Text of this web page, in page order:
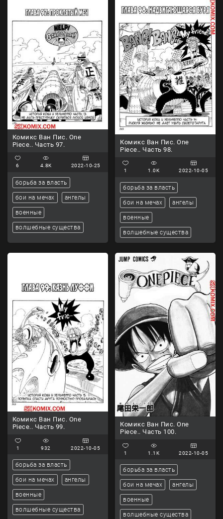
Комикс Ван Пис. One
Piece.. Часть 97.
6 4.8K 2022-10-25
борьба за власть
бои на мечах ангелы
военные
волшебные существа
Комикс Ван Пис. One
Piece.. Часть 98.
1 1.0K 2022-10-05
борьба за власть
бои на мечах ангелы
военные
волшебные существа
Комикс Ван Пис. One
Piece.. Часть 99.
1 932 2022-10-05
борьба за власть
бои на мечах ангелы
военные
волшебные существа
Комикс Ван Пис. One
Piece.. Часть 100.
1 1.1K 2022-10-05
борьба за власть
бои на мечах ангелы
военные
волшебные существа